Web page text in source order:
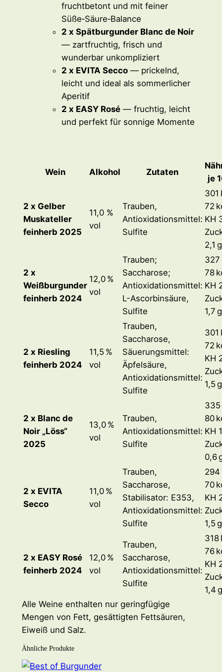
fruchtbetont und mit feiner
Süße‑Säure‑Balance
2 x Spätburgunder Blanc de Noir
— zartfruchtig, frisch und
wunderbar unkompliziert
2 x EVITA Secco— prickelnd,
leicht und ideal als sommerlicher
Aperitif
2 x EASY Rosé— fruchtig, leicht
und perfekt für sonnige Momente
Wein Alkohol Zutaten
je
2 x Gelber
Muskateller
feinherb 2025
11,0 %
vol
Trauben,
Antioxidationsmittel:
Sulfite
301
72
KH
2,1 g
2 x
Weißburgunder
feinherb 2024
12,0 %
vol
Trauben;
Saccharose;
Antioxidationsmittel:
L-Ascorbinsäure,
Sulfite
327
78
KH
1,7 g
2 x Riesling
feinherb 2024
11,5 %
vol
Trauben,
Saccharose,
Säuerungsmittel:
Äpfelsäure,
Antioxidationsmittel:
Sulfite
301
72
KH
1,5 g
2 x Blanc de
Noir „Löss“
2025
13,0 %
vol
Trauben,
Antioxidationsmittel:
Sulfite
335
80
KH
0,6
2 x EVITA
Secco
11,0 %
vol
Trauben,
Saccharose,
Stabilisator: E353,
Antioxidationsmittel:
Sulfite
294
70
KH
1,5 g
2 x EASY Rosé
feinherb 2024
12,0 %
vol
Trauben,
Saccharose,
Antioxidationsmittel:
Sulfite
318
76
KH
1,4 g
Alle Weine enthalten nur geringfügige
Mengen von Fett, gesättigten Fettsäuren,
Eiweiß und Salz.
Ähnliche Produkte